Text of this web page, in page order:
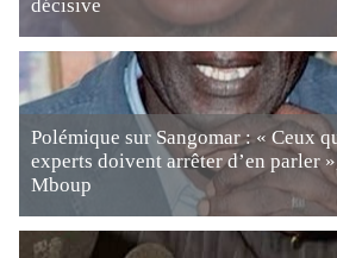
décisive
Polémique sur Sangomar : « Ceux
experts doivent arrêter d’en parler
Mboup